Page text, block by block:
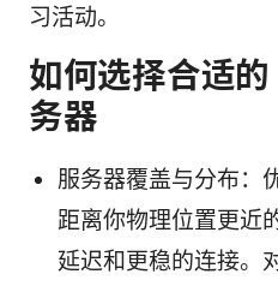
习活动。
如何选择合适
务器
服务器覆盖与分布：
距离你物理位置更近
延迟和更稳的连接。